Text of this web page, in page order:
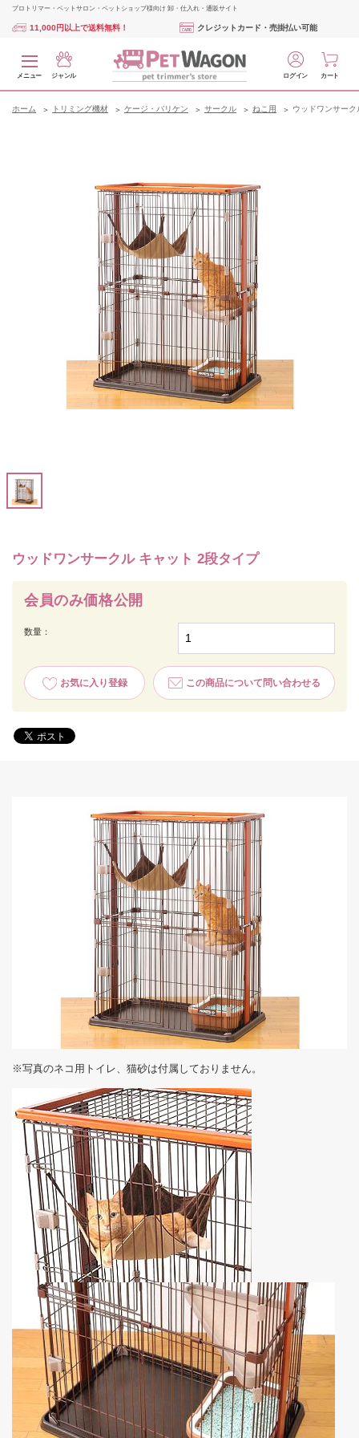
プロトリマー・ペットサロン・ペットショップ様向け 卸・仕入れ・通販サイト
11,000円以上で送料無料！ クレジットカード・売掛払い可能
メニュー ジャンル ログイン カート
ホーム トリミング機材 ケージ・バリケン サークル ねこ用 ウッドワンサー
ウッドワンサークル キャット 2段タイプ
会員のみ価格公開
数量：
お気に入り登録 この商品について問い合わせる
※写真のネコ用トイレ、猫砂は付属しておりません。